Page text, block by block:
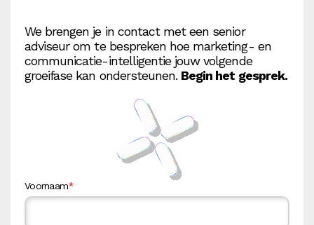
We brengen je in contact met een senior
adviseur om te bespreken hoe marketing- en
communicatie-intelligentie jouw volgende
groeifase kan ondersteunen. Begin het gesprek.
Voornaam*